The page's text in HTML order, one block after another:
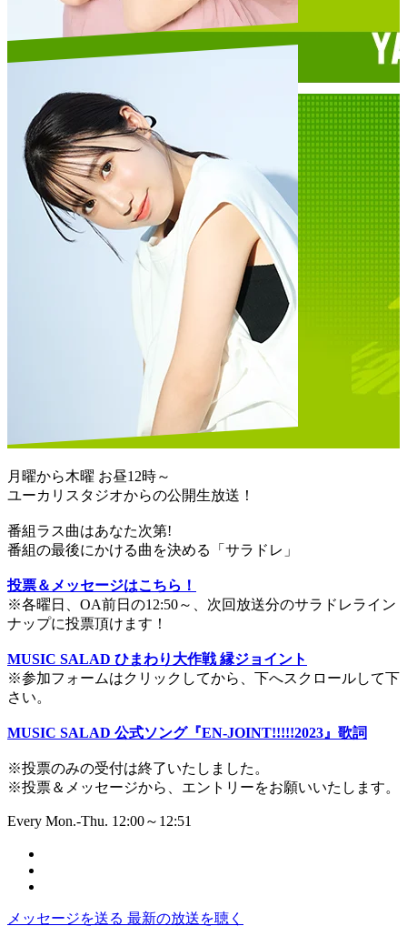
月曜から木曜 お昼12時～
ユーカリスタジオからの公開生放送！
番組ラス曲はあなた次第!
番組の最後にかける曲を決める「サラドレ」
投票＆メッセージはこちら！
※各曜日、OA前日の12:50～、次回放送分のサラドレライン
ナップに投票頂けます！
MUSIC SALAD ひまわり大作戦 縁ジョイント
※参加フォームはクリックしてから、下へスクロールして下
さい。
MUSIC SALAD 公式ソング『EN-JOINT!!!!!2023』歌詞
※投票のみの受付は終了いたしました。
※投票＆メッセージから、エントリーをお願いいたします。
Every Mon.-Thu. 12:00～12:51
メッセージを送る 最新の放送を聴く